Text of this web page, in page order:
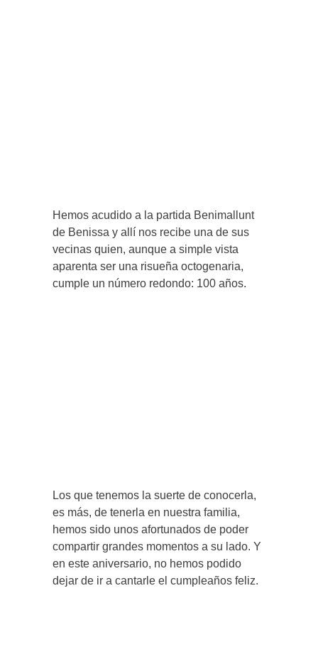
Hemos acudido a la partida Benimallunt
de Benissa y allí nos recibe una de sus
vecinas quien, aunque a simple vista
aparenta ser una risueña octogenaria,
cumple un número redondo: 100 años.
Los que tenemos la suerte de conocerla,
es más, de tenerla en nuestra familia,
hemos sido unos afortunados de poder
compartir grandes momentos a su lado. Y
en este aniversario, no hemos podido
dejar de ir a cantarle el cumpleaños feliz.